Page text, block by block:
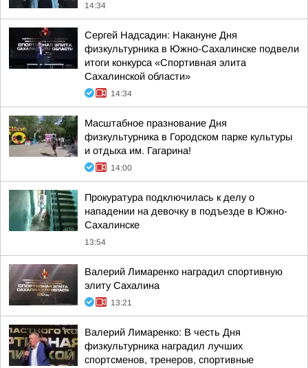
14:34
Сергей Надсадин: Накануне Дня
физкультурника в Южно-Сахалинске подвели
итоги конкурса «Спортивная элита
Сахалинской области»
14:34
Масштабное празнование Дня
физкультурника в Городском парке культуры
и отдыха им. Гагарина!
14:00
Прокуратура подключилась к делу о
нападении на девочку в подъезде в Южно-
Сахалинске
13:54
Валерий Лимаренко наградил спортивную
элиту Сахалина
13:21
Валерий Лимаренко: В честь Дня
физкультурника наградил лучших
спортсменов, тренеров, спортивные